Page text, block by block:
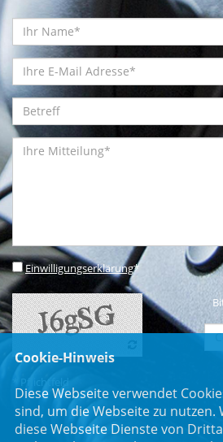
Einwilligungserklärung*
* Pflichtfeld
Cookie-Hinweis
Diese Webseite verwendet
sind, um die Webseite zu nutzen.
diese Webseite Dienste von